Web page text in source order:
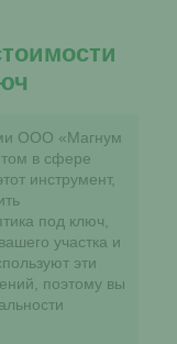
ООО «Магнум
в сфере
инструмент,
под ключ,
участка и
эти
поэтому вы